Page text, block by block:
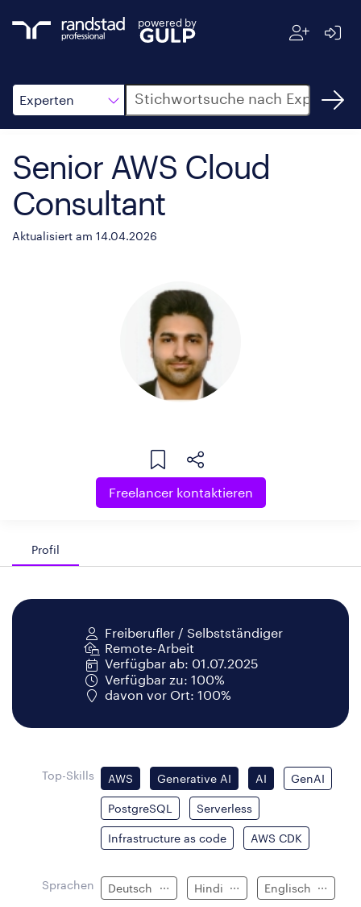
powered by
Experten
Suche
Senior AWS Cloud
Consultant
Aktualisiert am 14.04.2026
Freelancer kontaktieren
Profil
Freiberufler / Selbstständiger
Remote-Arbeit
Verfügbar ab: 01.07.2025
Verfügbar zu: 100%
davon vor Ort: 100%
Top-Skills AWS Generative AI AI GenAI
PostgreSQL Serverless
Infrastructure as code AWS CDK
Sprachen Deutsch Hindi Englisch